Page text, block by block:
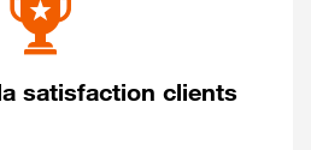
satisfaction clients